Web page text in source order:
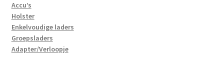
Accu’s
Holster
Enkelvoudige laders
Groepsladers
Adapter/Verloopje